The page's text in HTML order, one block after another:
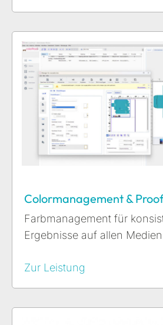
Colormanagement &
Farbmanagement für
Ergebnisse auf allen
Zur Leistung